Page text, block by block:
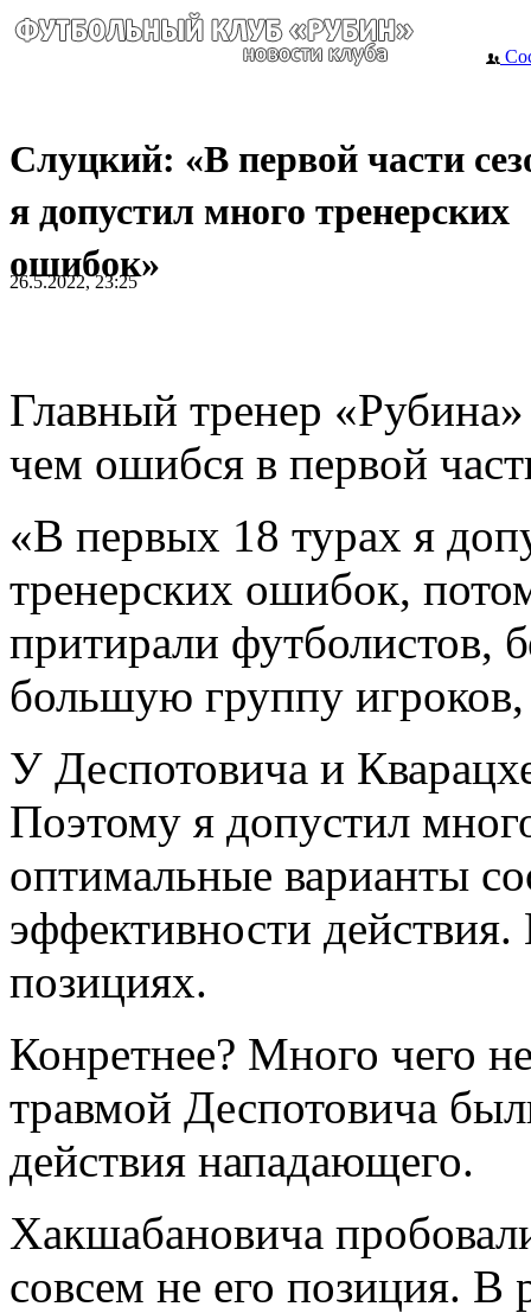
Слуцкий: «В первой части
я допустил много тренерских
ошибок»
26.5.2022, 23:25
Главный тренер
чем ошибся в первой
«В первых 18 турах я
тренерских ошибок,
притирали футболистов,
большую группу
У Деспотовича и
Поэтому я допустил
оптимальные варианты
эффективности
позициях.
Конретнее? Много чего
травмой Деспотовича
действия нападающего.
Хакшабановича
совсем не его позиция. В